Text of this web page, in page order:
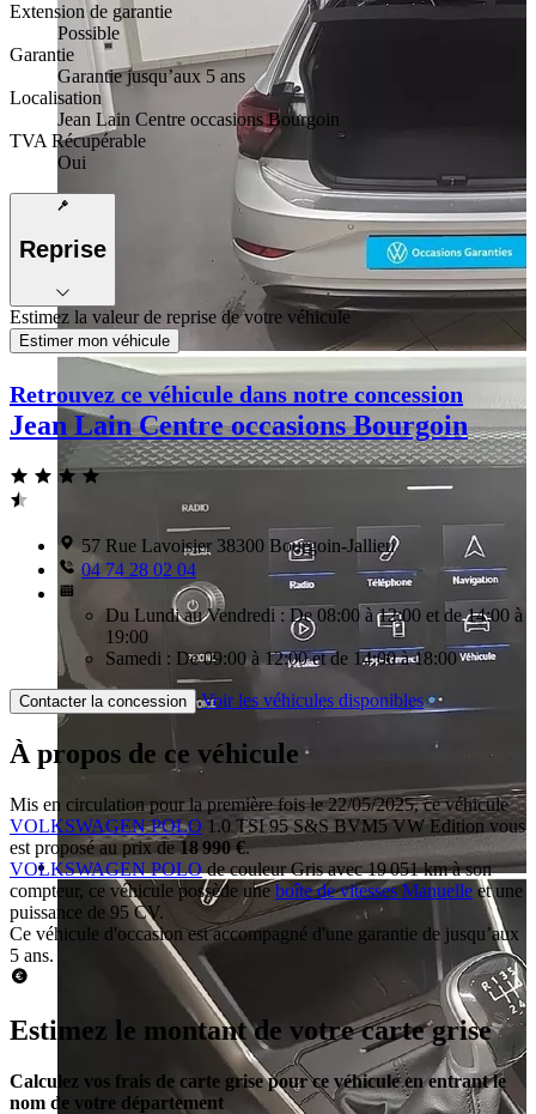
Extension de garantie
Possible
Garantie
Garantie jusqu’aux 5 ans
Localisation
Jean Lain Centre occasions Bourgoin
TVA Récupérable
Oui
Reprise
Estimez la valeur de reprise de votre véhicule
Estimer mon véhicule
Retrouvez ce véhicule dans notre concession
Jean Lain Centre occasions Bourgoin
57 Rue Lavoisier 38300 Bourgoin-Jallieu
04 74 28 02 04
Du Lundi au Vendredi : De 08:00 à 12:00 et de 14:00 à
19:00
Samedi : De 09:00 à 12:00 et de 14:00 à 18:00
Contacter la concession Voir les véhicules disponibles
À propos de ce véhicule
Mis en circulation pour la première fois le 22/05/2025, ce véhicule
VOLKSWAGEN POLO 1.0 TSI 95 S&S BVM5 VW Edition vous
est proposé au prix de18 990 €.
VOLKSWAGEN POLOde couleur Gris avec 19 051 km à son
compteur, ce véhicule possède uneboîte de vitesses Manuelle et une
puissance de 95 CV.
Ce véhicule d'occasion est accompagné d'une garantie de jusqu’aux
5 ans.
Estimez le montant de votre carte grise
Calculez vos frais de carte grise pour ce véhicule en entrant le
nom de votre département